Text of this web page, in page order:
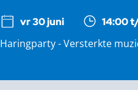
vr 30 juni 14:00
Haringparty - Versterkte